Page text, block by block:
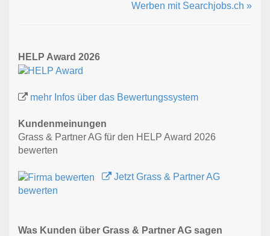
Werben mit Searchjobs.ch »
HELP Award 2026
mehr Infos über das Bewertungssystem
Kundenmeinungen
Grass & Partner AG für den HELP Award 2026
bewerten
Jetzt Grass & Partner AG
bewerten
Was Kunden über Grass & Partner AG sagen